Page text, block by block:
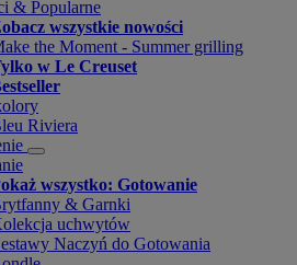
& Popularne
wszystkie nowości
the Moment - Summer grilling
w Le Creuset
Riviera
wszystko: Gotowanie
& Garnki
uchwytów
Naczyń do Gotowania